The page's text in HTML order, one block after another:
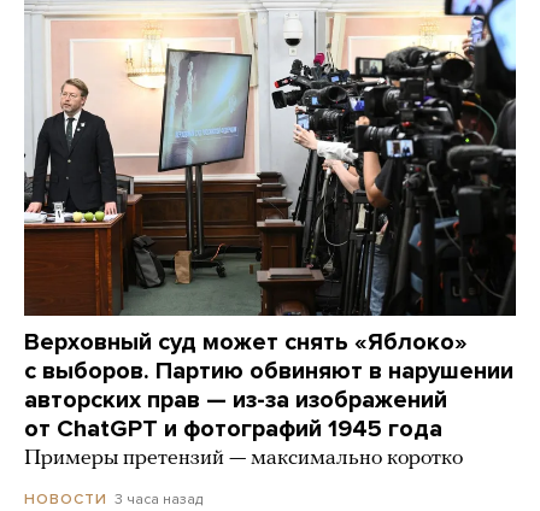
Верховный суд может снять «Яблоко»
с выборов. Партию обвиняют в нарушении
авторских прав — из-за изображений
от ChatGPT и фотографий 1945 года
Примеры претензий — максимально коротко
НОВОСТИ 3 часа назад